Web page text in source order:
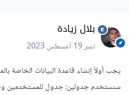
بلال زيادة
نشر19 أغسطس 2023
يجب أولاً إنشاء قاعدة البيانات الخاصة
سنستخدم جدولين: جدول للمستخدمين